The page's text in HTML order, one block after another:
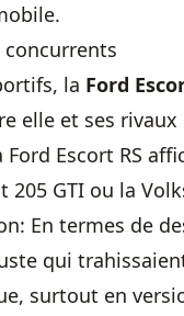
concurrents
la Ford
elle et ses
Ford Escort RS
GTI ou la
En termes de
qui
surtout en